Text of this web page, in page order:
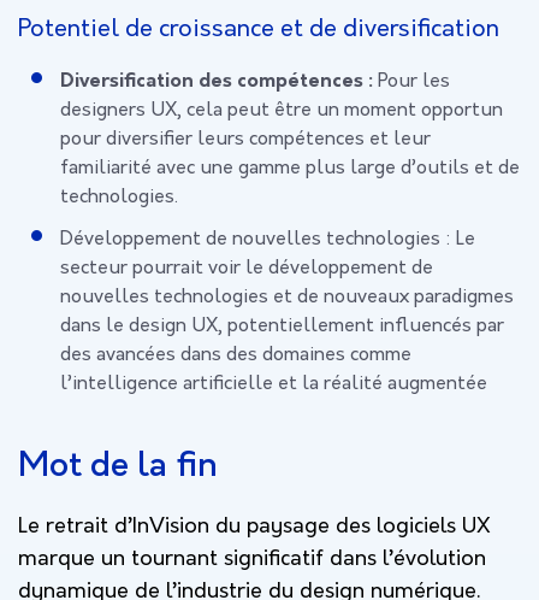
Potentiel de croissance et de diversification
Diversification des compétences : Pour les
designers UX, cela peut être un moment opportun
pour diversifier leurs compétences et leur
familiarité avec une gamme plus large d’outils et de
technologies.
Développement de nouvelles technologies : Le
secteur pourrait voir le développement de
nouvelles technologies et de nouveaux paradigmes
dans le design UX, potentiellement influencés par
des avancées dans des domaines comme
l’intelligence artificielle et la réalité augmentée
Mot de la fin
Le retrait d’InVision du paysage des logiciels UX
marque un tournant significatif dans l’évolution
dynamique de l’industrie du design numérique.